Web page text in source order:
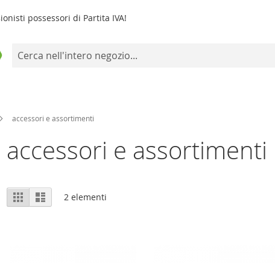
possessori di Partita IVA!
accessori e assortimenti
accessori e assortimenti
Mostra
come
GrigliaLista 2 elementi